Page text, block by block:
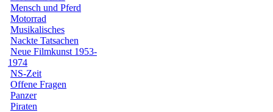
Mensch und Pferd
Motorrad
Musikalisches
Nackte Tatsachen
Neue Filmkunst 1953-
1974
NS-Zeit
Offene Fragen
Panzer
Piraten